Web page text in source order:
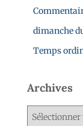
dimanche
Temps
Archives